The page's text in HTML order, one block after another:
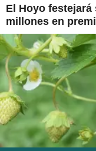
El Hoyo festejará
millones en